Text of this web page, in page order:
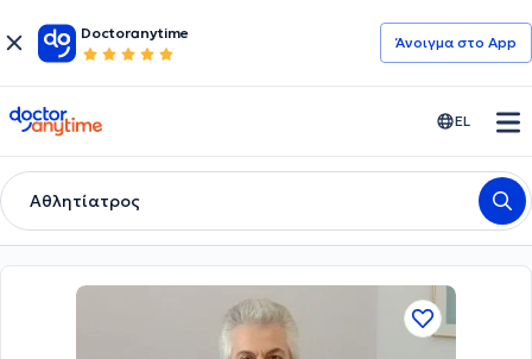
Doctoranytime
Άνοιγμα στο App
doctoranytime EL
Αθλητίατρος